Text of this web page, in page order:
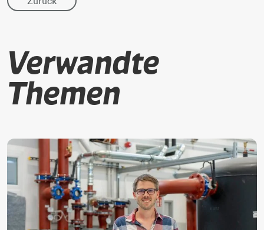
Verwandte
Themen